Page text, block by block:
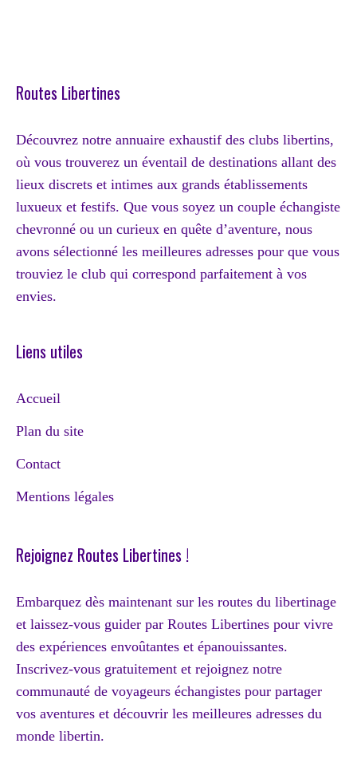
Routes Libertines
Découvrez notre annuaire exhaustif des clubs libertins,
où vous trouverez un éventail de destinations allant des
lieux discrets et intimes aux grands établissements
luxueux et festifs. Que vous soyez un couple échangiste
chevronné ou un curieux en quête d’aventure, nous
avons sélectionné les meilleures adresses pour que vous
trouviez le club qui correspond parfaitement à vos
envies.
Liens utiles
Accueil
Plan du site
Contact
Mentions légales
Rejoignez Routes Libertines !
Embarquez dès maintenant sur les routes du libertinage
et laissez-vous guider par Routes Libertines pour vivre
des expériences envoûtantes et épanouissantes.
Inscrivez-vous gratuitement et rejoignez notre
communauté de voyageurs échangistes pour partager
vos aventures et découvrir les meilleures adresses du
monde libertin.